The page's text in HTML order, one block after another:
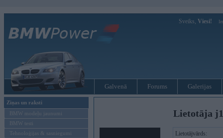
Sveiks, Viesi!
Galvenā Forums Galerijas
Ziņas un raksti
BMW modeļu jaunumi
BMW testi
Tehnoloģijas & sasniegumi
Lietotāja
Lietotājvārds: